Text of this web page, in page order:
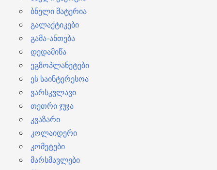
ბნელი მატერია
გალაქტიკები
გამა-ანთება
დედამიწა
ეგზოპლანეტები
ეს საინტერესოა
ვარსკვლავი
თეთრი ჯუჯა
კვაზარი
კოლაიდერი
კომეტები
მარსმავლები